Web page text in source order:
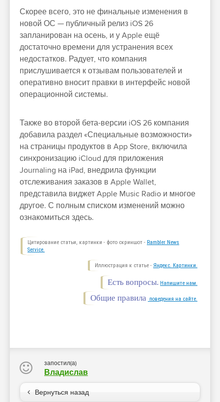
Скорее всего, это не финальные изменения в
новой ОС — публичный релиз iOS 26
запланирован на осень, и у Apple ещё
достаточно времени для устранения всех
недостатков. Радует, что компания
прислушивается к отзывам пользователей и
оперативно вносит правки в интерфейс новой
операционной системы.
Также во второй бета-версии iOS 26 компания
добавила раздел «Специальные возможности»
на страницы продуктов в App Store, включила
синхронизацию iCloud для приложения
Journaling на iPad, внедрила функции
отслеживания заказов в Apple Wallet,
представила виджет Apple Music Radio и многое
другое. С полным списком изменений можно
ознакомиться здесь.
Цитирование статьи, картинки - фото скриншот - Rambler News
Service.
Иллюстрация к статье - Яндекс. Картинки.
Есть вопросы. Напишите нам.
Общие правила поведения на сайте.
запостил(а)
Владислав
Вернуться назад